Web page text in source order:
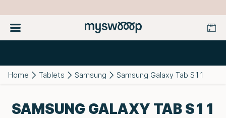
Home Tablets Samsung Samsung Galaxy Tab S11
SAMSUNG GALAXY TAB S11